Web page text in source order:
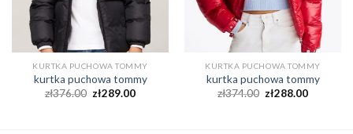
KURTKA PUCHOWA TOMMY
kurtka puchowa tommy
zł376.00 zł289.00
KURTKA PUCHOWA TOMMY
kurtka puchowa tommy
zł374.00 zł288.00